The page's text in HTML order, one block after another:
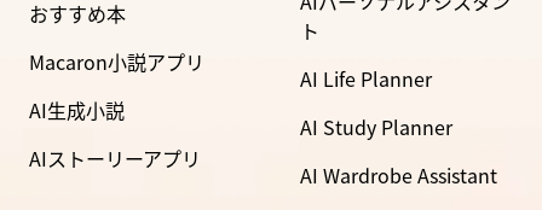
おすすめ本
Macaron小説アプリ
AI生成小説
AIストーリーアプリ
ト
AI Life Planner
AI Study Planner
AI Wardrobe Assistant